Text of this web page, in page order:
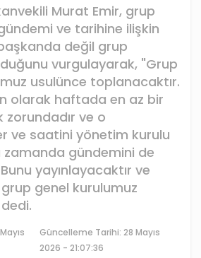
Murat Emir, grup
ve tarihine ilişkin
değil grup
vurgulayarak, "Grup
usulünce toplanacaktır.
olarak haftada en az bir
ve o
ve saatini yönetim kurulu
zamanda gündemini de
yayınlayacaktır ve
genel kurulumuz
Güncelleme Tarihi: 28 Mayıs
2026 - 21:07:36